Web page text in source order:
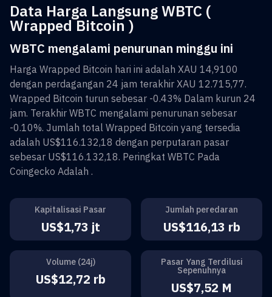
Data Harga Langsung WBTC (
Wrapped Bitcoin )
WBTC mengalami penurunan minggu ini
Harga Wrapped Bitcoin hari ini adalah XAU 14,9100
dengan perdagangan 24 jam terakhir XAU 12.715,77.
Wrapped Bitcoin turun sebesar -0.43% Dalam kurun 24
jam. Terakhir WBTC mengalami penurunan sebesar
-0.10%. Jumlah total Wrapped Bitcoin yang tersedia
adalah US$116.132,18 dengan perputaran pasar
sebesar US$116.132,18. Peringkat WBTC Pada
Coingecko Adalah .
Kapitalisasi Pasar
US$1,73 jt
Jumlah peredaran
US$116,13 rb
Volume (24j)
US$12,72 rb
Pasar Yang Terdilusi
Sepenuhnya
US$7,52 M